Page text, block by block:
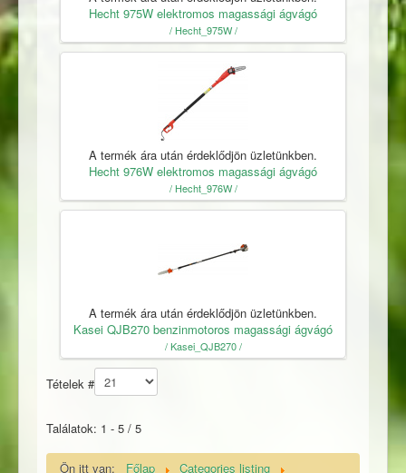
Hecht 975W elektromos magassági ágvágó
/ Hecht_975W /
A termék ára után érdeklődjön üzletünkben.
Hecht 976W elektromos magassági ágvágó
/ Hecht_976W /
A termék ára után érdeklődjön üzletünkben.
Kasei QJB270 benzinmotoros magassági ágvágó
/ Kasei_QJB270 /
Tételek #
Találatok: 1 - 5 / 5
Ön itt van: Főlap Categories listing